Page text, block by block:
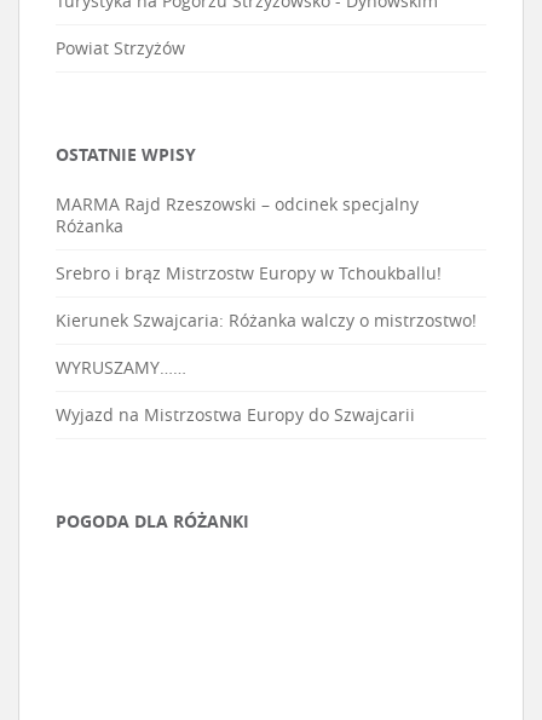
Powiat Strzyżów
OSTATNIE WPISY
MARMA Rajd Rzeszowski – odcinek specjalny
Różanka
Srebro i brąz Mistrzostw Europy w Tchoukballu!
Kierunek Szwajcaria: Różanka walczy o mistrzostwo!
WYRUSZAMY……
Wyjazd na Mistrzostwa Europy do Szwajcarii
POGODA DLA RÓŻANKI